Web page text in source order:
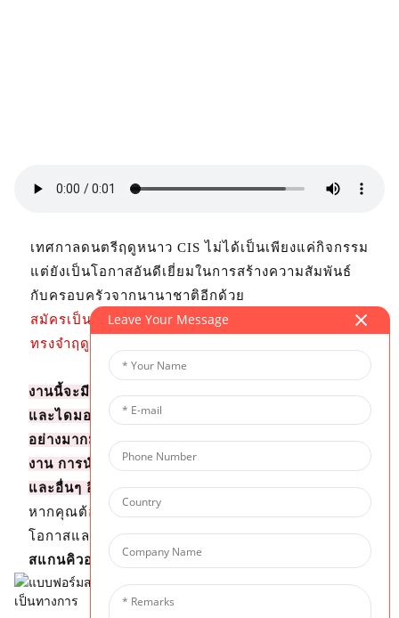
เทศกาลดนตรีฤดูหนาว CIS ไม่ได้เป็นเพียงแค่กิจกรรม
แต่ยังเป็นโอกาสอันดีเยี่ยมในการสร้างความสัมพันธ์
กับครอบครัวจากนานาชาติอีกด้วย
สมัครเป็นพันธมิตรกับเราตอนนี้ และร่วมสร้างความ
ทรงจำฤดูหนาวอันอบอุ่นและแสนสุขไปกับเรา!
งานนี้จะมีการจัดแพ็กเกจสปอนเซอร์ระดับแพลทินัม
และไดมอนด์ ซึ่งมอบโอกาสในการโปรโมตแบรนด์
อย่างมากมาย เช่น บูธในงานฟรี โฆษณาในโปรแกรม
งาน การนำเสนอข้อมูลบริษัท วัสดุสำหรับถุงของขวัญ
และอื่นๆ อีกมากมาย
หากคุณต้องการเข้าร่วมหรือเรียนรู้เพิ่มเติมเกี่ยวกับ
โอกาสและผลประโยชน์ของการเป็นพันธมิตรโปรด
สแกนคิวอาร์โค้ดเพื่อลงทะเบียน
Leave Your Message